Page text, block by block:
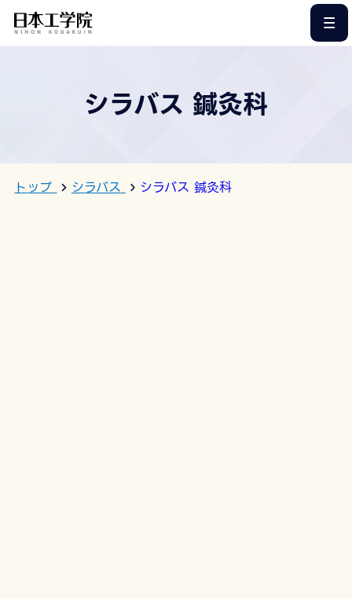
シラバス 鍼灸科
トップ シラバス シラバス 鍼灸科